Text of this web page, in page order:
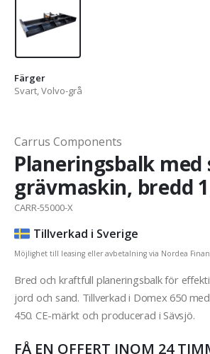
Färger
Svart, Volvo-grå
Carrus Components
Planeringsbalk med
grävmaskin, bredd
CARR-55000-X
Tillverkad i Sverige
Möjlighet till leasing eller avbetalning via Nordea
Bred och kraftfull planeringsbalk för
jord och sand. Tillverkad i Domex 650
450. CE-märkt och producerad i Sävsjö.
FÅ EN OFFERT INOM 24